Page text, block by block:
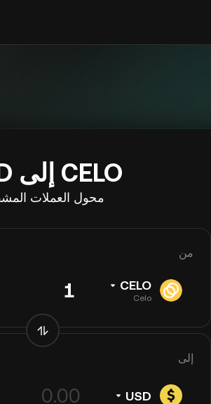
CELO إلى USD
محول العملات
من
CELO
Celo
إلى
USD